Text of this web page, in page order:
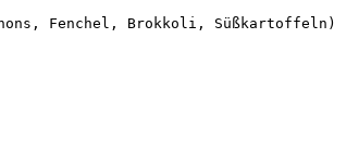
Fenchel, Brokkoli, Süßkartoffeln)